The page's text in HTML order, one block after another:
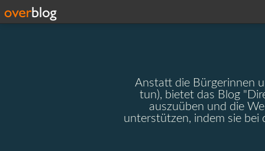
Anstatt die Bürgerinnen
tun), bietet das Blog
auszuüben und die
unterstützen, indem sie